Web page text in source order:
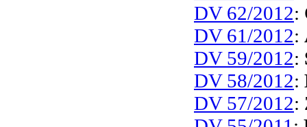
DV 62/2012:
DV 61/2012:
DV 59/2012:
DV 58/2012:
DV 57/2012: